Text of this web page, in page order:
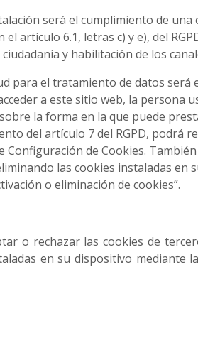
será el cumplimiento de
artículo 6.1, letras c) y e), del
y habilitación de los
para el tratamiento de datos
a este sitio web, la
la forma en la que puede
del artículo 7 del RGPD, podrá
Configuración de Cookies.
las cookies instaladas en
o eliminación de cookies”.
o rechazar las cookies de
en su dispositivo mediante